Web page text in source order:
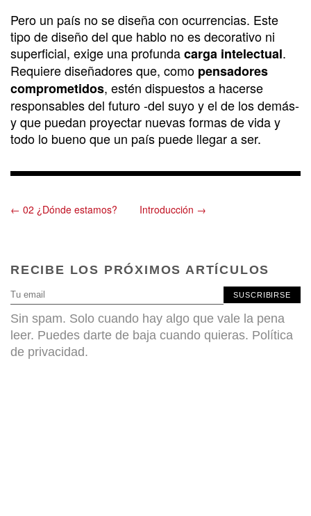
Pero un país no se diseña con ocurrencias. Este
tipo de diseño del que hablo no es decorativo ni
superficial, exige una profundacarga intelectual.
Requiere diseñadores que, como pensadores
comprometidos, estén dispuestos a hacerse
responsables del futuro -del suyo y el de los demás-
y que puedan proyectar nuevas formas de vida y
todo lo bueno que un país puede llegar a ser.
← 02 ¿Dónde estamos? Introducción →
RECIBE LOS PRÓXIMOS ARTÍCULOS
SUSCRIBIRSE
Sin spam. Solo cuando hay algo que vale la pena
leer. Puedes darte de baja cuando quieras. Política
de privacidad.